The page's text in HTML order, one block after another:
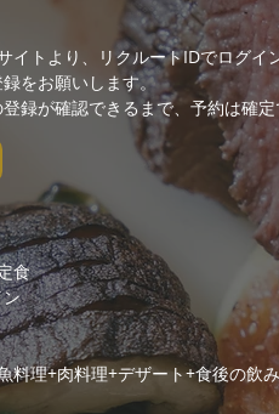
イトより、リクルートIDでログイ
をお願いします。
録が確認できるまで、予約は確定
食
料理+肉料理+デザート+食後の飲